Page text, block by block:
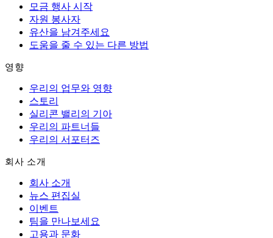
모금 행사 시작
자원 봉사자
유산을 남겨주세요
도움을 줄 수 있는 다른 방법
영향
우리의 업무와 영향
스토리
실리콘 밸리의 기아
우리의 파트너들
우리의 서포터즈
회사 소개
회사 소개
뉴스 편집실
이벤트
팀을 만나보세요
고용과 문화